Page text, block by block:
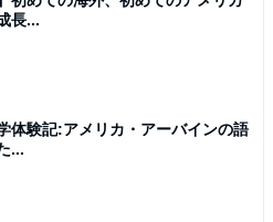
長...
体験記:アメリカ・アーバインの語
...